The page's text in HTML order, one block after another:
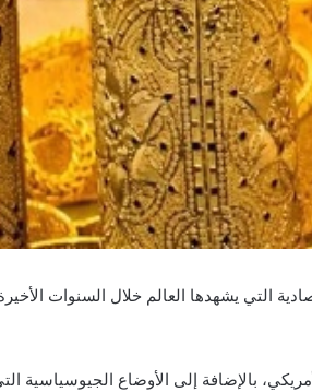
التي يشهدها العالم خلال السنوات
بالإضافة إلى الأوضاع الجيوسياسية